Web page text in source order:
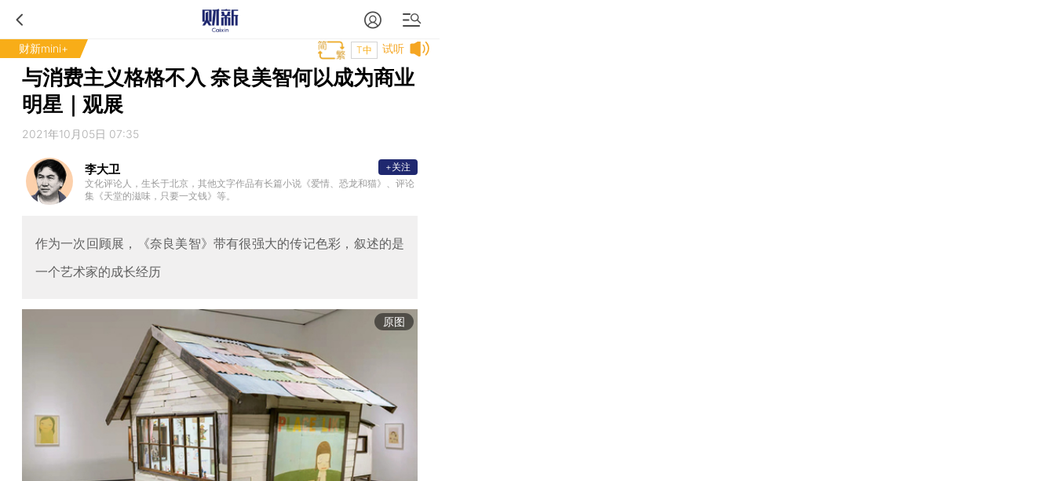
财新mini+ 试听
T中
与消费主义格格不入 奈良美智何以成为商业
明星｜观展
2021年10月05日 07:35
李大卫
文化评论人，生长于北京，其他文字作品有长篇小说《爱情、恐龙和猫》、评论
集《天堂的滋味，只要一文钱》等。
+关注
作为一次回顾展，《奈良美智》带有很强大的传记色彩，叙述的是
一个艺术家的成长经历
原图